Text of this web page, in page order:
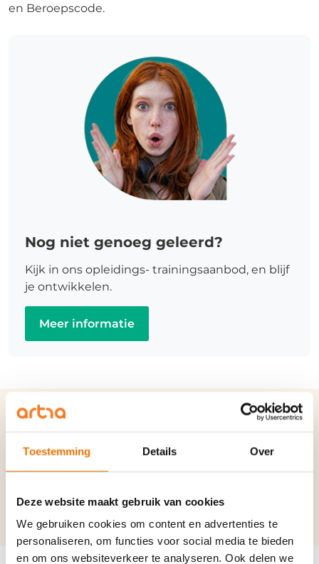
Toestemming Details Over
Deze website maakt gebruik van cookies
We gebruiken cookies om content en advertenties te
personaliseren, om functies voor social media te bieden
en om ons websiteverkeer te analyseren. Ook delen we
en Beroepscode.
Nog niet genoeg geleerd?
Kijk in ons opleidings- trainingsaanbod, en blijf
je ontwikkelen.
Meer informatie
Verwante termen en
synoniemen: